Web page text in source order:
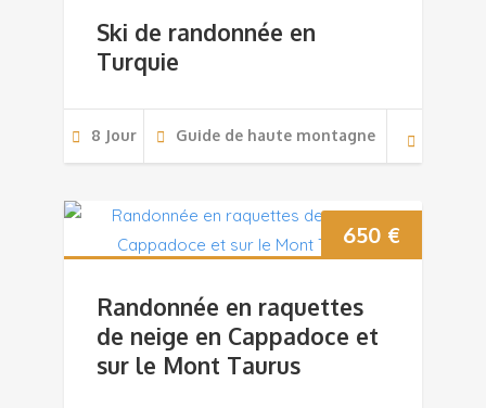
Ski de randonnée en
Turquie
8 Jour Guide de haute montagne
650 €
Randonnée en raquettes
de neige en Cappadoce et
sur le Mont Taurus